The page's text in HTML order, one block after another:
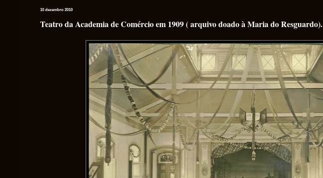
10 dezembro 2010
Teatro da Academia de Comércio em 1909 ( arquivo doado à Maria do Resguardo).